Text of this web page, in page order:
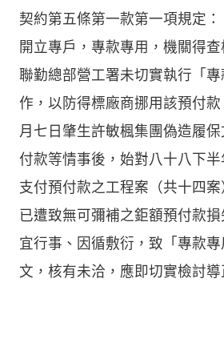
契約第五條第一款第一項規定
開立專戶，專款專用，機關得
聯勤總部營工署未切實執行「
作，以防得標廠商挪用該預付
月七日肇生許敏楓集團偽造履
付款等情事後，始對八十八下
支付預付款之工程案（共十四
已遭致無可彌補之鉅額預付款
宜行事、因循敷衍，致「專款
文，核有未洽，應即切實檢討導